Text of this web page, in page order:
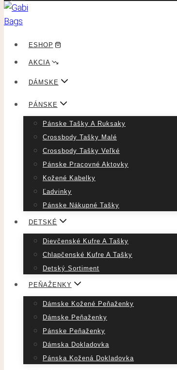
ESHOP
AKCIA
DÁMSKE
PÁNSKE
Pánske Tašky A Ruksaky
Crossbody Tašky Malé
Crossbody Tašky Veľké
Pánske Pracovné Aktovky
Kožené Kabelky
Ľadvinky
Pánske Nákupné Tašky
DETSKÉ
Dievčenské Kufre A Tašky
Chlapčenské Kufre A Tašky
Detský Sortiment
PEŇAŽENKY
Dámske Kožené Peňaženky
Dámske Peňaženky
Pánske Peňaženky
Dámska Dokladovka
Pánska Kožená Dokladovka